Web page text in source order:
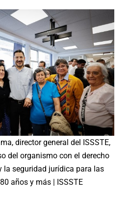
director general del ISSSTE,
del organismo con el derecho
la seguridad jurídica para las
años y más | ISSSTE